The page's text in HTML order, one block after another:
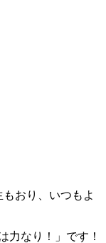
おり、いつもよ
力なり！」です！